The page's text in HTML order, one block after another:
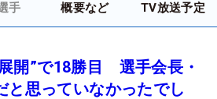
手 概要など TV放送予定
開”で18勝目 選手会長・
と思っていなかったでし